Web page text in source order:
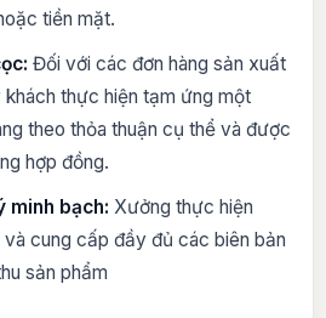
tiền mặt.
Đối với các đơn hàng sản xuất
thực hiện tạm ứng một
theo thỏa thuận cụ thể và được
hợp đồng.
minh bạch: Xưởng thực hiện
và cung cấp đầy đủ các biên bản
sản phẩm